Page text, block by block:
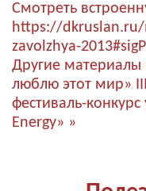
Смотреть
https://
zavolzhya-
Другие материалы
люблю этот мир»
фестиваль-
Energy» »